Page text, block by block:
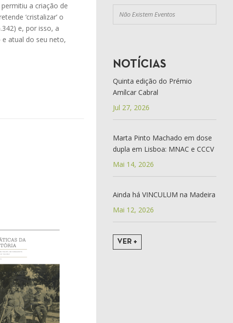
a criação de
‘cristalizar’ o
e, por isso, a
atual do seu neto,
Não Existem Eventos
NOTÍCIAS
Quinta edição do Prémio
Amílcar Cabral
Jul 27, 2026
Marta Pinto Machado em dose
dupla em Lisboa: MNAC e CCCV
Mai 14, 2026
Ainda há VINCULUM na Madeira
Mai 12, 2026
VER +